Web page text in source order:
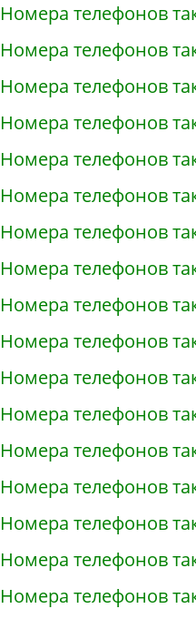
Номера телефонов
Номера телефонов
Номера телефонов
Номера телефонов
Номера телефонов
Номера телефонов
Номера телефонов
Номера телефонов
Номера телефонов
Номера телефонов
Номера телефонов
Номера телефонов
Номера телефонов
Номера телефонов
Номера телефонов
Номера телефонов
Номера телефонов